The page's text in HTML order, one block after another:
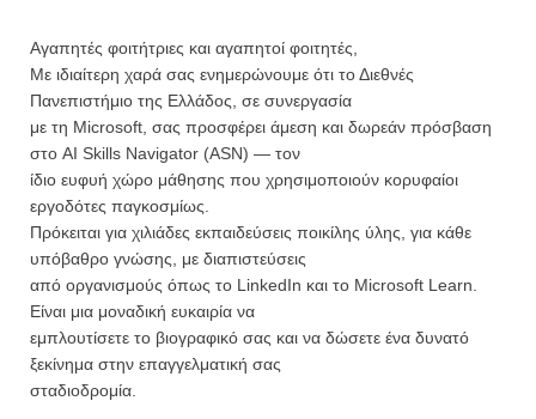
Αγαπητές φοιτήτριες και αγαπητοί φοιτητές,
Με ιδιαίτερη χαρά σας ενημερώνουμε ότι το Διεθνές
Πανεπιστήμιο της Ελλάδος, σε συνεργασία
με τη Microsoft, σας προσφέρει άμεση και δωρεάν πρόσβαση
στο AI Skills Navigator (ASN) — τον
ίδιο ευφυή χώρο μάθησης που χρησιμοποιούν κορυφαίοι
εργοδότες παγκοσμίως.
Πρόκειται για χιλιάδες εκπαιδεύσεις ποικίλης ύλης, για κάθε
υπόβαθρο γνώσης, με διαπιστεύσεις
από οργανισμούς όπως το LinkedIn και το Microsoft Learn.
Είναι μια μοναδική ευκαιρία να
εμπλουτίσετε το βιογραφικό σας και να δώσετε ένα δυνατό
ξεκίνημα στην επαγγελματική σας
σταδιοδρομία.